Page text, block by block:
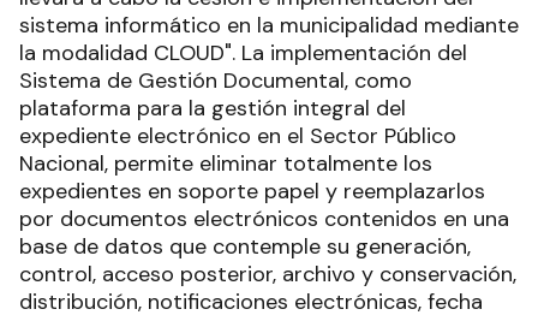
sistema informático en la municipalidad mediante
la modalidad CLOUD". La implementación del
Sistema de Gestión Documental, como
plataforma para la gestión integral del
expediente electrónico en el Sector Público
Nacional, permite eliminar totalmente los
expedientes en soporte papel y reemplazarlos
por documentos electrónicos contenidos en una
base de datos que contemple su generación,
control, acceso posterior, archivo y conservación,
distribución, notificaciones electrónicas, fecha